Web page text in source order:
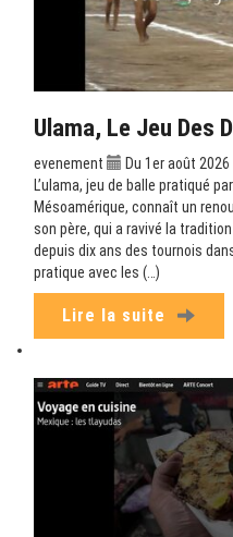
Ulama, Le Jeu Des
evenement
Du 1er août
L’ulama, jeu de balle pratiqué
Mésoamérique, connaît un
son père, qui a ravivé la
depuis dix ans des tournois
pratique avec les (…)
Lire la suite